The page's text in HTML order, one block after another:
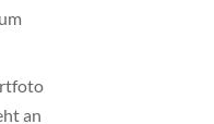
an